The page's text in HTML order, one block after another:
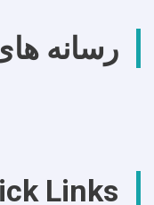
رسانه
Links